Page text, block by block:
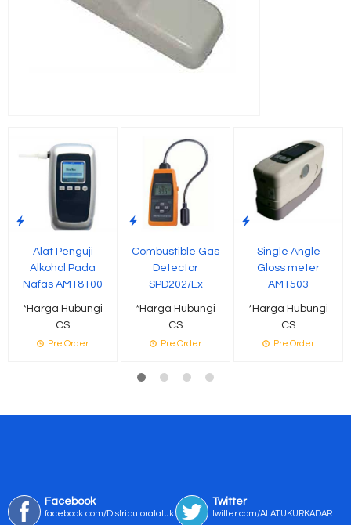
Alat Penguji
Alkohol Pada
Nafas AMT8100
*Harga Hubungi
CS
Pre Order
Combustible Gas
Detector
SPD202/Ex
*Harga Hubungi
CS
Pre Order
Single Angle
Gloss meter
AMT503
*Harga Hubungi
CS
Pre Order
Facebook
facebook.com/Distributoralatukur
Twitter
twitter.com/ALATUKURKADAR